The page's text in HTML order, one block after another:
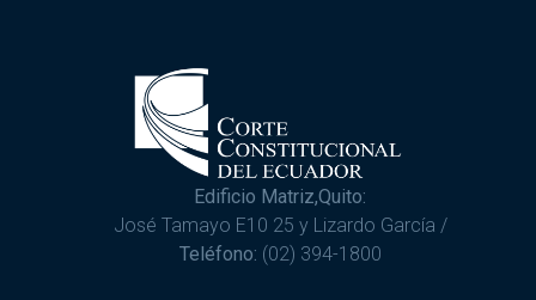
Edificio Matriz,Quito:
José Tamayo E10 25 y Lizardo García /
Teléfono: (02) 394-1800